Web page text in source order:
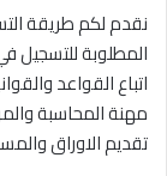
نقدم لكم طريقة
المطلوبة للتسجيل
اتباع القواعد
مهنة المحاسبة
تقديم الاوراق